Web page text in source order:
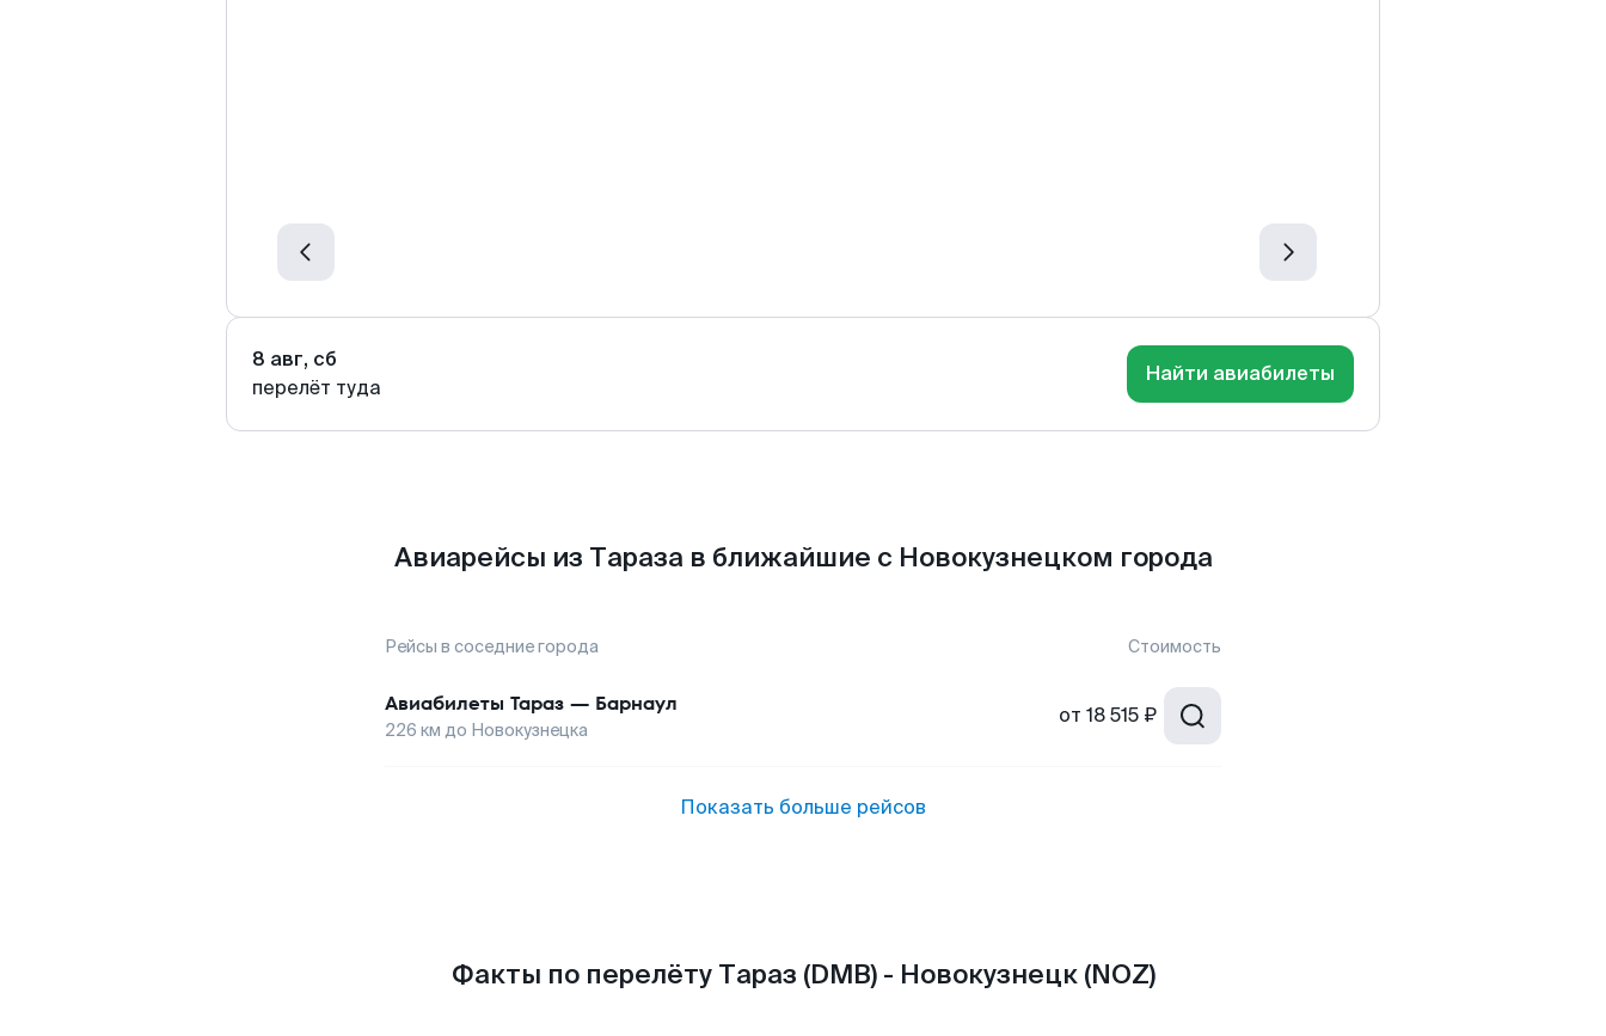
8 авг, сб
перелёт туда
Найти авиабилеты
Авиарейсы из Тараза в ближайшие с Новокузнецком города
Рейсы в соседние города Стоимость
Авиабилеты Тараз — Барнаул
226 км до Новокузнецка
от 18 515 ₽
Показать больше рейсов
Факты по перелёту Тараз (DMB) - Новокузнецк (NOZ)